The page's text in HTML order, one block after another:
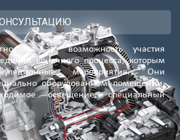
это возможность участия
конечного процесса, которым
мероприятия. Они
оборудованном помещении,
освещение, специальный